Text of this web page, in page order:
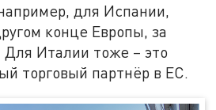
для Испании,
конце Европы, за
Италии тоже – это
торговый партнёр в ЕС.